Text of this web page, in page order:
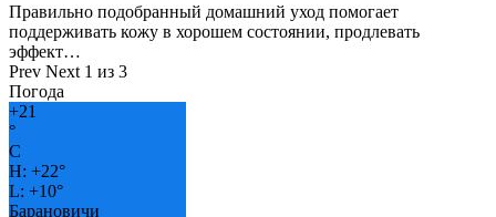
Правильно подобранный домашний уход помогает
поддерживать кожу в хорошем состоянии, продлевать
эффект…
Prev Next 1 из 3
Погода
+21
°
C
H: +22°
L: +10°
Барановичи